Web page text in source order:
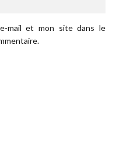
mail et mon site dans le